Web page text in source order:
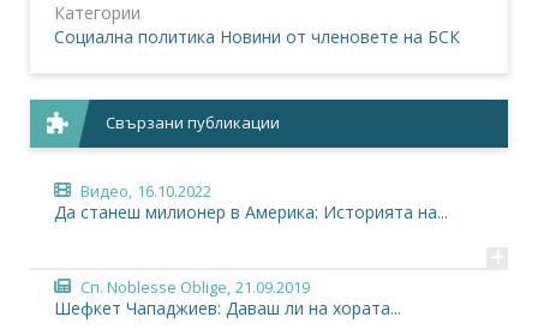
Категории
Социална политика Новини от членовете на БСК
Свързани публикации
Видео, 16.10.2022
Да станеш милионер в Америка: Историята на...
+
Сп. Noblesse Oblige, 21.09.2019
Шефкет Чападжиев: Даваш ли на хората...